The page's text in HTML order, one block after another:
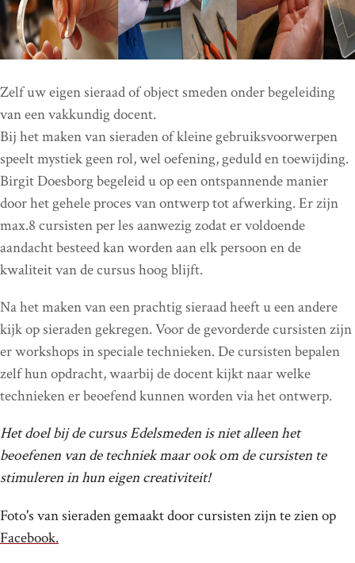
Zelf uw eigen sieraad of object smeden onder begeleiding
van een vakkundig docent.
Bij het maken van sieraden of kleine gebruiksvoorwerpen
speelt mystiek geen rol, wel oefening, geduld en toewijding.
Birgit Doesborg begeleid u op een ontspannende manier
door het gehele proces van ontwerp tot afwerking. Er zijn
max.8 cursisten per les aanwezig zodat er voldoende
aandacht besteed kan worden aan elk persoon en de
kwaliteit van de cursus hoog blijft.
Na het maken van een prachtig sieraad heeft u een andere
kijk op sieraden gekregen. Voor de gevorderde cursisten zijn
er workshops in speciale technieken. De cursisten bepalen
zelf hun opdracht, waarbij de docent kijkt naar welke
technieken er beoefend kunnen worden via het ontwerp.
Het doel bij de cursus Edelsmeden is niet alleen het
beoefenen van de techniek maar ook om de cursisten te
stimuleren in hun eigen creativiteit!
Foto's van sieraden gemaakt door cursisten zijn te zien op
Facebook.